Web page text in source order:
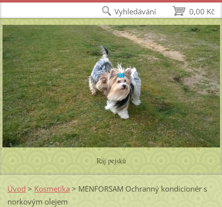
Ráj pejsků
Úvod > Kosmetika > MENFORSAM Ochranný kondicionér s
norkovým olejem
0,00 Kč
Vyhledávání